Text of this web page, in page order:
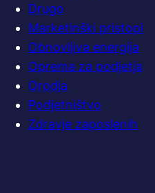
Drugo
Marketinški pristopi
Obnovljiva energija
Oprema za podjetja
Orodja
Podjetništvo
Zdravje zaposlenih